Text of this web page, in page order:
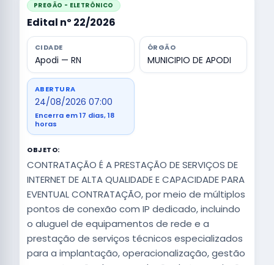
PREGÃO - ELETRÔNICO
Edital nº 22/2026
CIDADE
Apodi — RN
ÓRGÃO
MUNICIPIO DE APODI
ABERTURA
24/08/2026 07:00
Encerra em 17 dias, 18
horas
OBJETO:
CONTRATAÇÃO É A PRESTAÇÃO DE SERVIÇOS DE
INTERNET DE ALTA QUALIDADE E CAPACIDADE PARA
EVENTUAL CONTRATAÇÃO, por meio de múltiplos
pontos de conexão com IP dedicado, incluindo
o aluguel de equipamentos de rede e a
prestação de serviços técnicos especializados
para a implantação, operacionalização, gestão